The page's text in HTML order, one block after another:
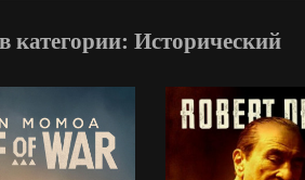
Исторический